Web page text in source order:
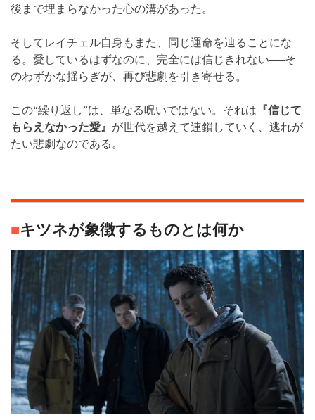
後まで埋まらなかった心の溝があった。
そしてレイチェル自身もまた、同じ運命を辿ることにな
る。愛しているはずなのに、完全には信じきれない──そ
のわずかな揺らぎが、再び悲劇を引き寄せる。
この“繰り返し”は、単なる呪いではない。それは 『信じて
もらえなかった愛』 が世代を越えて連鎖していく、逃れが
たい悲劇なのである。
■キツネが象徴するものとは何か